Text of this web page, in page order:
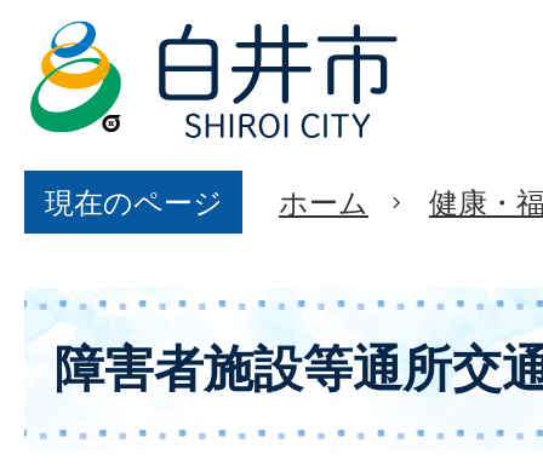
現在のページ ホーム 健康・
障害者施設等通所交